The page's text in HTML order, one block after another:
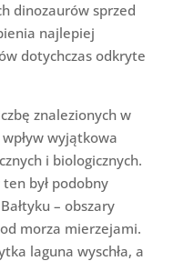
dinozaurów sprzed
najlepiej
dotychczas odkryte
znalezionych w
wyjątkowa
i biologicznych.
był podobny
– obszary
morza mierzejami.
laguna wyschła, a